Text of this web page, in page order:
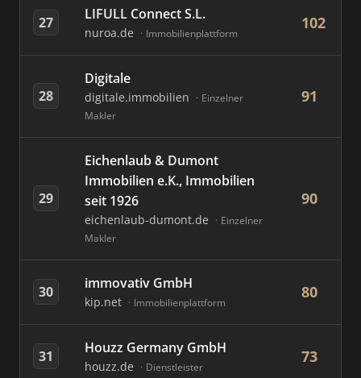
27 LIFULL Connect S.L.
nuroa.de Immobilienplattform
102
28
Digitale
digitale.immobilien
Einzelner
Makler
91
29
Eichenlaub & Dumont
Immobilien e.K., Immobilien
seit 1926
eichenlaub-dumont.de
Einzelner
Makler
90
30 immovativ GmbH
kip.net Immobilienplattform
80
31 Houzz Germany GmbH
houzz.de Dienstleister
73